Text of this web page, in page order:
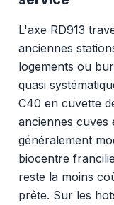
L'axe RD913
anciennes
logements ou
quasi
C40 en cuvette
anciennes cuves
généralement
biocentre
reste la moins
prête. Sur les